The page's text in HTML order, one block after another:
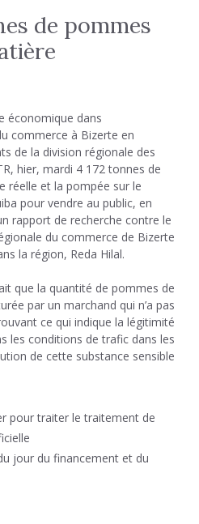
de pommes
économique dans
commerce à Bizerte en
de la division régionale des
hier, mardi 4 172 tonnes de
réelle et la pompée sur le
pour vendre au public, en
rapport de recherche contre le
du commerce de Bizerte
la région, Reda Hilal.
que la quantité de pommes de
par un marchand qui n’a pas
ce qui indique la légitimité
les conditions de trafic dans les
de cette substance sensible.
pour traiter le traitement de
jour du financement et du